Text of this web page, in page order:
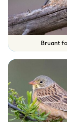
Bruant